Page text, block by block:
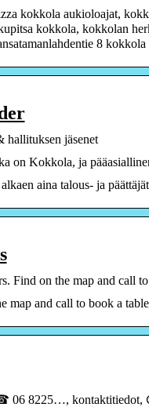
kokkola aukioloajat,
kokkola, kokkolan
8 kokkola
hallituksen jäsenet
on Kokkola, ja
aina talous- ja
Find on the map and call
map and call to book a
06 8225…, kontaktitiedot,